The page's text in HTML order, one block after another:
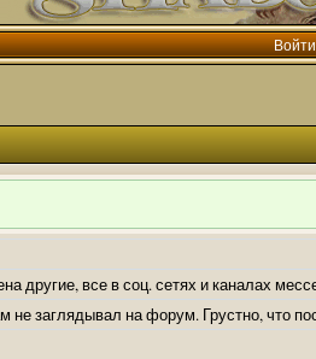
Войти
другие, все в соц. сетях и каналах
не заглядывал на форум. Грустно, что